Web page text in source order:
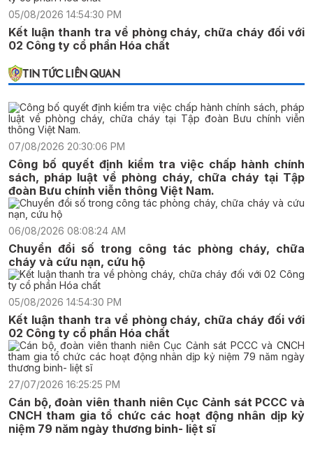
05/08/2026 14:54:30 PM
Kết luận thanh tra về phòng cháy, chữa cháy đối với
02 Công ty cổ phần Hóa chất
TIN TỨC LIÊN QUAN
07/08/2026 20:30:06 PM
Công bố quyết định kiểm tra việc chấp hành chính
sách, pháp luật về phòng cháy, chữa cháy tại Tập
đoàn Bưu chính viễn thông Việt Nam.
06/08/2026 08:08:24 AM
Chuyển đổi số trong công tác phòng cháy, chữa
cháy và cứu nạn, cứu hộ
05/08/2026 14:54:30 PM
Kết luận thanh tra về phòng cháy, chữa cháy đối với
02 Công ty cổ phần Hóa chất
27/07/2026 16:25:25 PM
Cán bộ, đoàn viên thanh niên Cục Cảnh sát PCCC và
CNCH tham gia tổ chức các hoạt động nhân dịp kỷ
niệm 79 năm ngày thương binh- liệt sĩ